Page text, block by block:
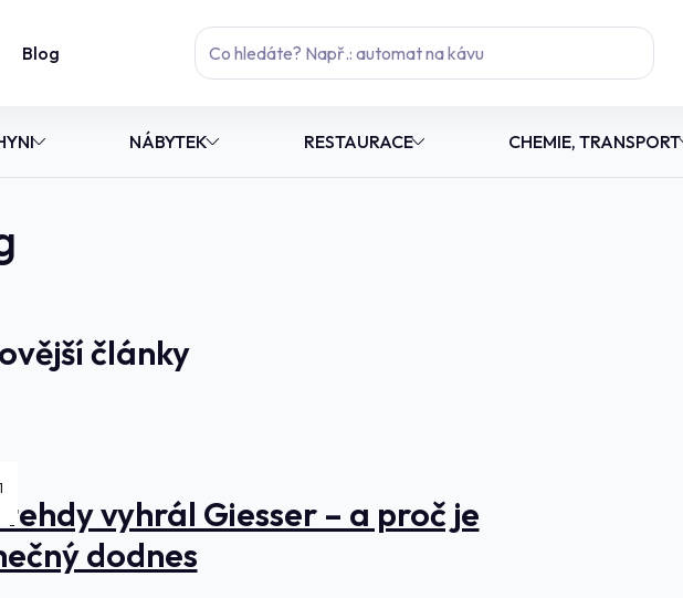
Blog
NÁBYTEK RESTAURACE CHEMIE, TRANSPORT
články
tehdy vyhrál Giesser – a proč je
dodnes